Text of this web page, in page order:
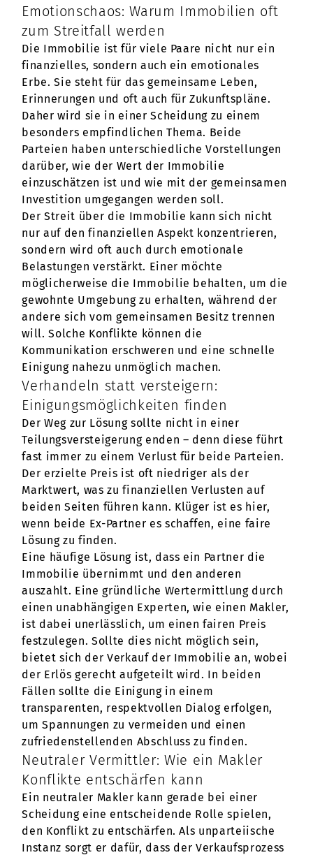
Emotionschaos: Warum Immobilien oft
zum Streitfall werden
Die Immobilie ist für viele Paare nicht nur ein
finanzielles, sondern auch ein emotionales
Erbe. Sie steht für das gemeinsame Leben,
Erinnerungen und oft auch für Zukunftspläne.
Daher wird sie in einer Scheidung zu einem
besonders empfindlichen Thema. Beide
Parteien haben unterschiedliche Vorstellungen
darüber, wie der Wert der Immobilie
einzuschätzen ist und wie mit der gemeinsamen
Investition umgegangen werden soll.
Der Streit über die Immobilie kann sich nicht
nur auf den finanziellen Aspekt konzentrieren,
sondern wird oft auch durch emotionale
Belastungen verstärkt. Einer möchte
möglicherweise die Immobilie behalten, um die
gewohnte Umgebung zu erhalten, während der
andere sich vom gemeinsamen Besitz trennen
will. Solche Konflikte können die
Kommunikation erschweren und eine schnelle
Einigung nahezu unmöglich machen.
Verhandeln statt versteigern:
Einigungsmöglichkeiten finden
Der Weg zur Lösung sollte nicht in einer
Teilungsversteigerung enden – denn diese führt
fast immer zu einem Verlust für beide Parteien.
Der erzielte Preis ist oft niedriger als der
Marktwert, was zu finanziellen Verlusten auf
beiden Seiten führen kann. Klüger ist es hier,
wenn beide Ex-Partner es schaffen, eine faire
Lösung zu finden.
Eine häufige Lösung ist, dass ein Partner die
Immobilie übernimmt und den anderen
auszahlt. Eine gründliche Wertermittlung durch
einen unabhängigen Experten, wie einen Makler,
ist dabei unerlässlich, um einen fairen Preis
festzulegen. Sollte dies nicht möglich sein,
bietet sich der Verkauf der Immobilie an, wobei
der Erlös gerecht aufgeteilt wird. In beiden
Fällen sollte die Einigung in einem
transparenten, respektvollen Dialog erfolgen,
um Spannungen zu vermeiden und einen
zufriedenstellenden Abschluss zu finden.
Neutraler Vermittler: Wie ein Makler
Konflikte entschärfen kann
Ein neutraler Makler kann gerade bei einer
Scheidung eine entscheidende Rolle spielen,
den Konflikt zu entschärfen. Als unparteiische
Instanz sorgt er dafür, dass der Verkaufsprozess